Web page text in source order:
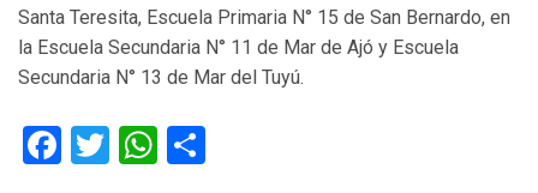
Santa Teresita, Escuela Primaria N° 15 de San Bernardo, en
la Escuela Secundaria N° 11 de Mar de Ajó y Escuela
Secundaria N° 13 de Mar del Tuyú.
Facebook
TwitterWhatsApp